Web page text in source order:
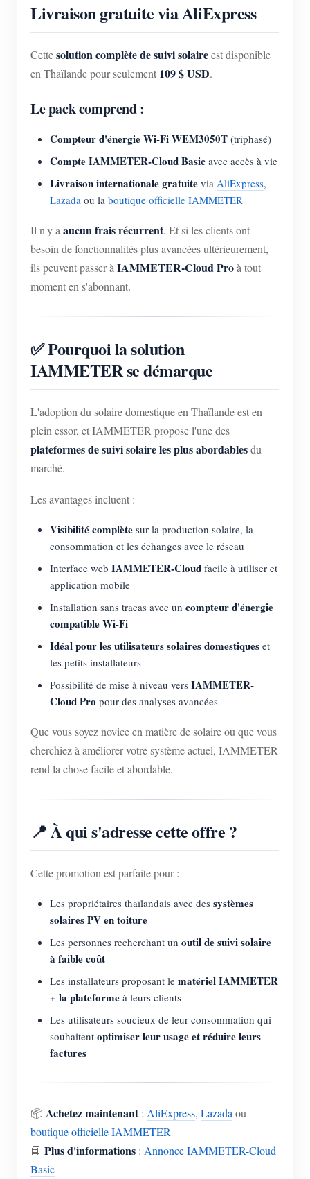
Livraison gratuite via AliExpress
Cettesolution complète de suivi solaireest disponible
en Thaïlande pour seulement 109 $ USD.
Le pack comprend :
Compteur d'énergie Wi-Fi WEM3050T (triphasé)
Compte IAMMETER-Cloud Basic avec accès à vie
Livraison internationale gratuite via AliExpress,
Lazada ou la boutique officielle IAMMETER
Il n'y a aucun frais récurrent. Et si les clients ont
besoin de fonctionnalités plus avancées ultérieurement,
ils peuvent passer à IAMMETER-Cloud Proà tout
moment en s'abonnant.
✅ Pourquoi la solution
IAMMETER se démarque
L'adoption du solaire domestique en Thaïlande est en
plein essor, et IAMMETER propose l'une des
plateformes de suivi solaire les plus abordablesdu
marché.
Les avantages incluent :
Visibilité complète sur la production solaire, la
consommation et les échanges avec le réseau
Interface web IAMMETER-Cloud facile à utiliser et
application mobile
Installation sans tracas avec un compteur d'énergie
compatible Wi-Fi
Idéal pour les utilisateurs solaires domestiques et
les petits installateurs
Possibilité de mise à niveau vers IAMMETER-
Cloud Pro pour des analyses avancées
Que vous soyez novice en matière de solaire ou que vous
cherchiez à améliorer votre système actuel, IAMMETER
rend la chose facile et abordable.
📍 À qui s'adresse cette offre ?
Cette promotion est parfaite pour :
Les propriétaires thaïlandais avec des systèmes
solaires PV en toiture
Les personnes recherchant un outil de suivi solaire
à faible coût
Les installateurs proposant le matériel IAMMETER
+ la plateforme à leurs clients
Les utilisateurs soucieux de leur consommation qui
souhaitent optimiser leur usage et réduire leurs
factures
📦 Achetez maintenant: AliExpress, Lazada ou
boutique officielle IAMMETER
📘 Plus d'informations : Annonce IAMMETER-Cloud
Basic